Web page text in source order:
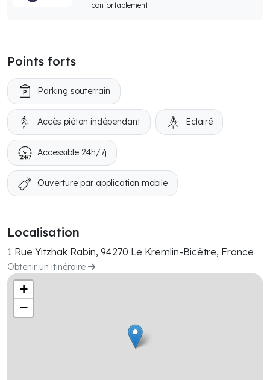
confortablement.
Points forts
Parking souterrain
Accès piéton indépendant Eclairé
Accessible 24h/7j
Ouverture par application mobile
Localisation
1 Rue Yitzhak Rabin, 94270 Le Kremlin-Bicêtre, France
Obtenir un itinéraire
+
−